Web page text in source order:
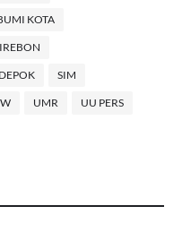
KOTA
SIM
UMR UU PERS